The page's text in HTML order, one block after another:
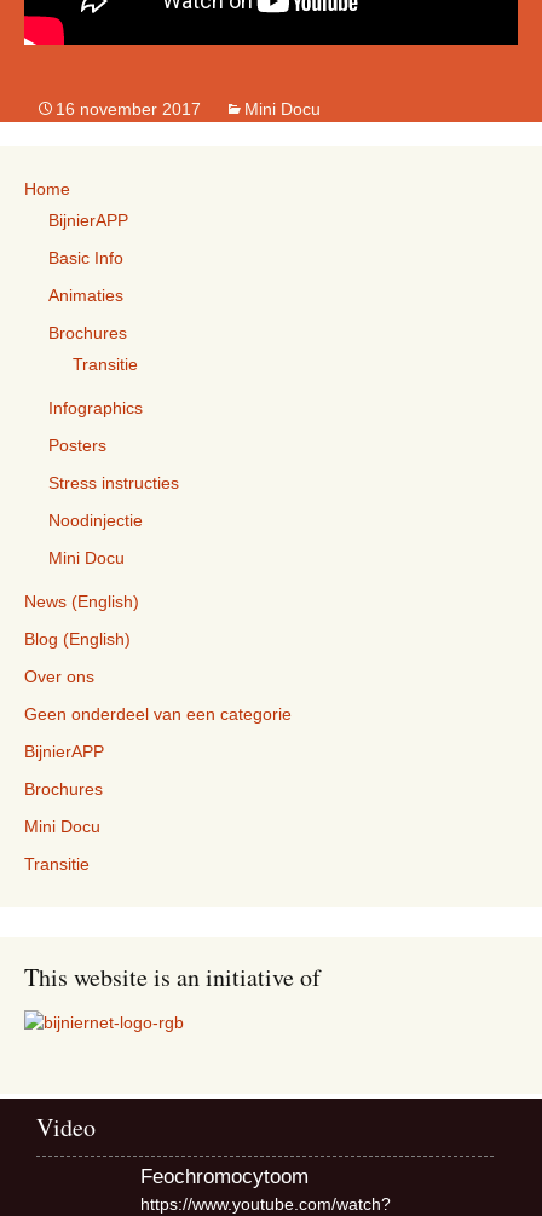
16 november 2017 Mini Docu
Home
BijnierAPP
Basic Info
Animaties
Brochures
Transitie
Infographics
Posters
Stress instructies
Noodinjectie
Mini Docu
News (English)
Blog (English)
Over ons
Geen onderdeel van een categorie
BijnierAPP
Brochures
Mini Docu
Transitie
This website is an initiative of
Video
Feochromocytoom
https://www.youtube.com/watch?